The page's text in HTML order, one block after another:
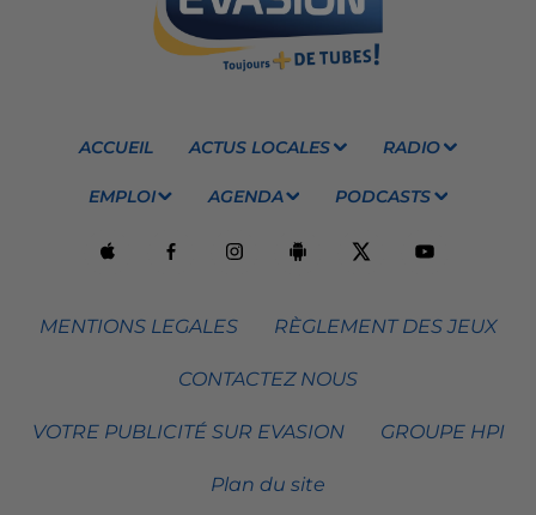
ACCUEIL ACTUS LOCALES RADIO
EMPLOI AGENDA PODCASTS
MENTIONS LEGALES RÈGLEMENT DES JEUX
CONTACTEZ NOUS
VOTRE PUBLICITÉ SUR EVASION GROUPE HPI
Plan du site